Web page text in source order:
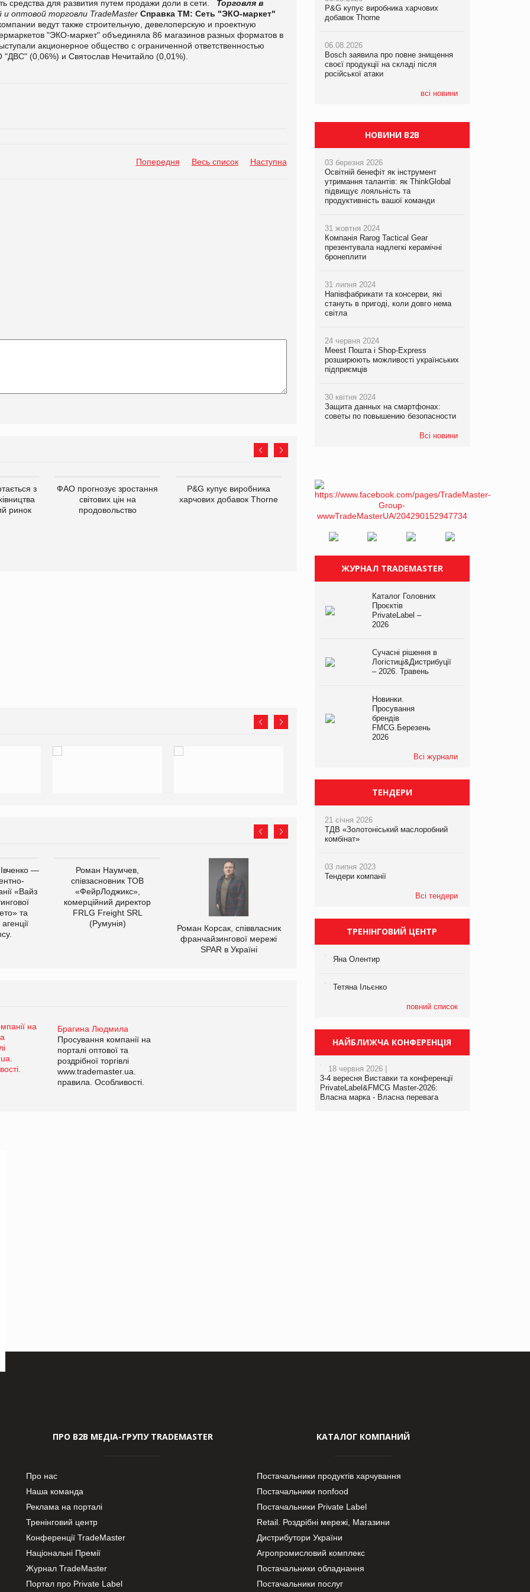
средства для развития путем продажи доли в сети.
Торговля в
и оптовой торговли TradeMaster Справка ТМ: Сеть "ЭКО-маркет"
ведут также строительную, девелоперскую и проектную
"ЭКО-маркет" объединяла 86 магазинов разных форматов в
акционерное общество с ограниченной ответственностью
(0,06%) и Святослав Нечитайло (0,01%).
Попередня Весь список Наступна
з
ринок
ФАО прогнозує зростання
світових цін на
продовольство
P&G купує виробника
харчових добавок Thorne
Bosch заявила про повне
знищення своєї продукції
на складі після російської
атаки
хвостатих: у VARUS
expert від власної ТМ
—
«Вайз
та
Роман Наумчев,
співзасновник ТОВ
«ФейрЛоджикс»,
комерційний директор
FRLG Freight SRL
(Румунія)
Роман Корсак, співвласник
франчайзингової мережі
SPAR в Україні
Олексій Логачов-Михайлов
Файно маркет Директор
Брагина Людмила
Просування компанії на
порталі оптової та
роздрібної торгівлі
www.trademaster.ua.
правила. Особливості.
Брагина Людмила
Просування компанії на
www.trademaster.ua.
правила. Особливості.
P&G купує виробника харчових
добавок Thorne
06.08.2026
Bosch заявила про повне знищення
своєї продукції на складі після
російської атаки
всі новини
P&G купує виробника харчових
добавок Thorne
06.08.2026
Bosch заявила про повне знищення
своєї продукції на складі після
російської атаки
P&G купує виробника харчових
добавок Thorne
06.08.2026
Bosch заявила про повне знищення
своєї продукції на складі після
російської атаки
НОВИНИ B2B
03 березня 2026
Освітній бенефіт як інструмент
утримання талантів: як ThinkGlobal
підвищує лояльність та
продуктивність вашої команди
31 жовтня 2024
Компанія Rarog Tactical Gear
презентувала надлегкі керамічні
бронеплити
31 липня 2024
Напівфабрикати та консерви, які
стануть в пригоді, коли довго нема
світла
24 червня 2024
Meest Пошта і Shop-Express
розширюють можливості українських
підприємців
30 квітня 2024
Защита данных на смартфонах:
советы по повышению безопасности
Всі новини
ЖУРНАЛ TRADEMASTER
Каталог Головних
Проєктів
PrivateLabel –
2026
Сучасні рішення в
Логістиці&Дистрибуції
– 2026. Травень
Новинки.
Просування
брендів
FMCG.Березень
2026
Всі журнали
ТЕНДЕРИ
21 січня 2026
ТДВ «Золотоніський маслоробний
комбінат»
03 липня 2023
Тендери компанії
Всі тендери
ТРЕНІНГОВИЙ ЦЕНТР
Яна Олентир
Тетяна Ільєнко
повний список
НАЙБЛИЖЧА КОНФЕРЕНЦІЯ
18 червня 2026 |
3-4 вересня Виставки та конференції
PrivateLabel&FMCG Master-2026:
Власна марка - Власна перевага
ПРО В2В МЕДІА-ГРУПУ TRADEMASTER
Про нас
Наша команда
Реклама на порталі
Тренінговий центр
Конференції TradeMaster
Національні Премії
Журнал TradeMaster
Портал про Private Label
КАТАЛОГ КОМПАНИЙ
Постачальники продуктів харчування
Постачальники nonfood
Постачальники Private Label
Retail. Роздрібні мережі, Магазини
Дистрибутори України
Агропромисловий комплекс
Постачальники обладнання
Постачальники послуг